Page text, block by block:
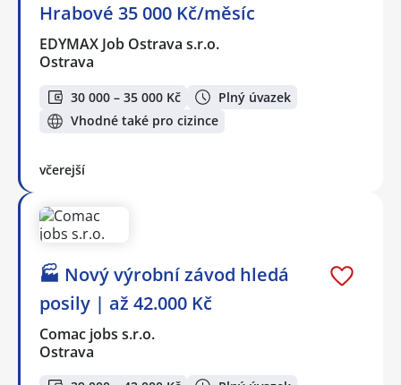
Hrabové 35 000 Kč/měsíc
EDYMAX Job Ostrava s.r.o.
Ostrava
30 000 – 35 000 Kč
Plný úvazek
Vhodné také pro cizince
včerejší
🏭 Nový výrobní závod hledá
posily | až 42.000 Kč
Comac jobs s.r.o.
Ostrava